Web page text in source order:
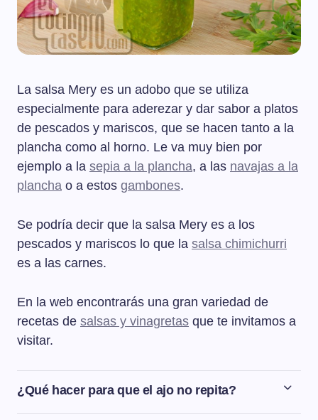
La salsa Mery es un adobo que se utiliza
especialmente para aderezar y dar sabor a platos
de pescados y mariscos, que se hacen tanto a la
plancha como al horno. Le va muy bien por
ejemplo a la sepia a la plancha, a las navajas a la
plancha o a estos gambones.
Se podría decir que la salsa Mery es a los
pescados y mariscos lo que la salsa chimichurri
es a las carnes.
En la web encontrarás una gran variedad de
recetas de salsas y vinagretas que te invitamos a
visitar.
¿Qué hacer para que el ajo no repita?
Para que el ajo no repita es imprescindible quitarle el